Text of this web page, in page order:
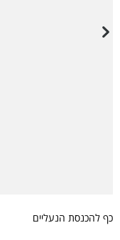
כף להכנסת הנעליים